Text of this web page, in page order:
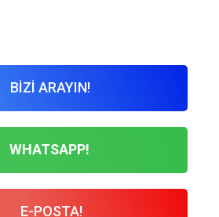
BİZİ ARAYIN!
WHATSAPP!
E-POSTA!